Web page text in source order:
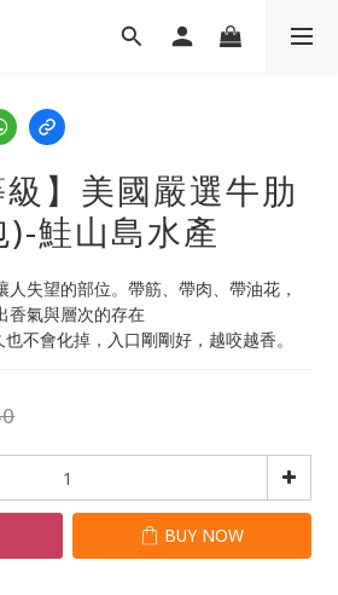
級】美國嚴選牛肋
鮭山島水產
失望的部位。帶筋、帶肉、帶油花，
香氣與層次的存在
不會化掉，入口剛剛好，越咬越香。
BUY NOW